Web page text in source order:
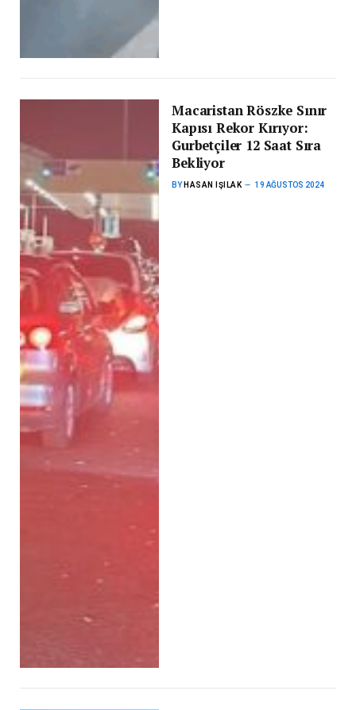
Macaristan Röszke Sınır
Kapısı Rekor Kırıyor:
Gurbetçiler 12 Saat Sıra
Bekliyor
BY HASAN IŞILAK 19 AĞUSTOS 2024